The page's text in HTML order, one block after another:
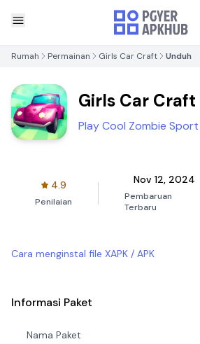
Rumah Permainan Girls Car Craft Unduh
Girls Car Craft
Play Cool Zombie
4.9
Penilaian
Nov 12, 2024
Pembaruan
Terbaru
Cara menginstal file XAPK / APK
Informasi Paket
Nama Paket